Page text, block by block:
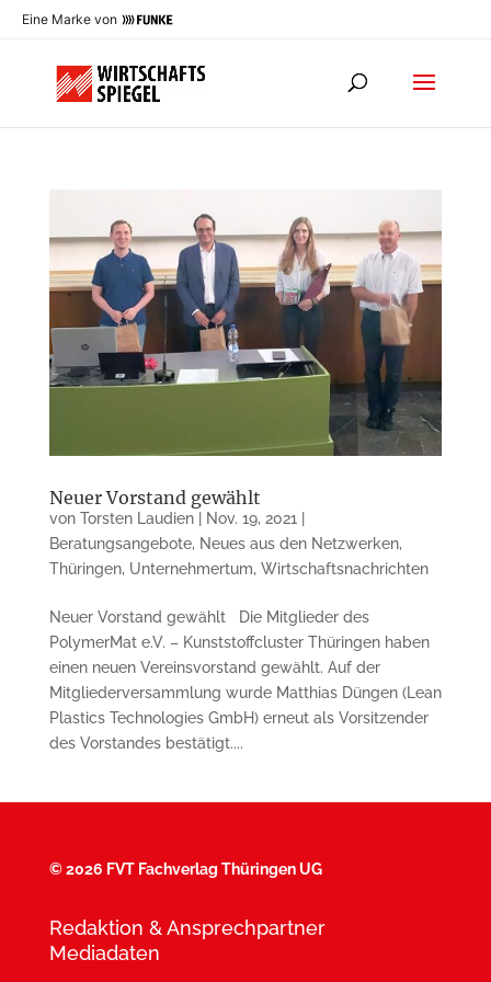
Eine Marke von
Neuer Vorstand gewählt
von Torsten Laudien| Nov. 19, 2021|
Beratungsangebote, Neues aus den Netzwerken,
Thüringen, Unternehmertum, Wirtschaftsnachrichten
Neuer Vorstand gewählt Die Mitglieder des
PolymerMat e.V. – Kunststoffcluster Thüringen haben
einen neuen Vereinsvorstand gewählt. Auf der
Mitgliederversammlung wurde Matthias Düngen (Lean
Plastics Technologies GmbH) erneut als Vorsitzender
des Vorstandes bestätigt....
©2026 FVT Fachverlag Thüringen UG
Redaktion & Ansprechpartner
Mediadaten